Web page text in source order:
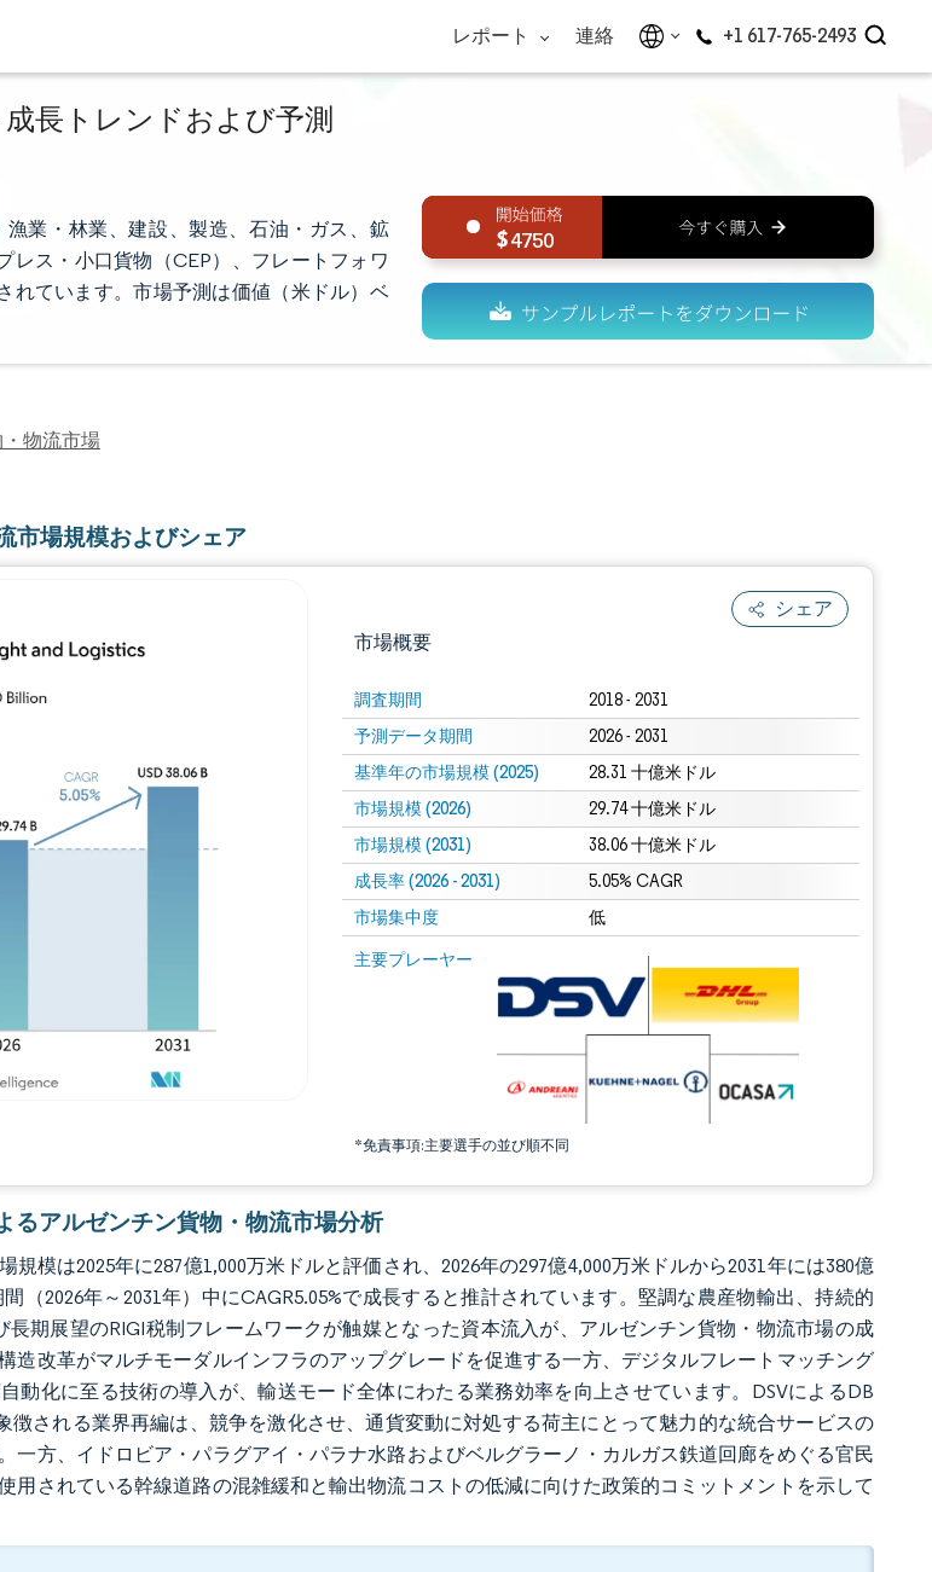
レポート 連絡 +1 617-765-2493
長トレンドおよび予測
業・林業、建設、製造、石油・ガス、鉱
レス・小口貨物（CEP）、フレートフォワ
れています。市場予測は価値（米ドル）ベ
4750
物流市場
市場規模およびシェア
シェア
市場概要
調査期間 2018 - 2031
予測データ期間 2026 - 2031
基準年の市場規模 (2025) 28.31 十億米ドル
市場規模 (2026) 29.74 十億米ドル
市場規模 (2031) 38.06 十億米ドル
成長率 (2026 - 2031) 5.05% CAGR
市場集中度 低
主要プレーヤー
*免責事項:主要選手の並び順不同
画像 © Mordor Intelligence。再利用にはCC BY 4.0の表示が必要です。
画像 © Mordor Intelligence。再利用にはCC BY 4.0の表示が必要です。
アルゼンチン貨物・物流市場分析
規模は2025年に287億1,000万米ドルと評価され、2026年の297億4,000万米ドルから2031年には380億
（2026年～2031年）中にCAGR5.05%で成長すると推計されています。堅調な農産物輸出、持続的
長期展望のRIGI税制フレームワークが触媒となった資本流入が、アルゼンチン貨物・物流市場の成
造改革がマルチモーダルインフラのアップグレードを促進する一方、デジタルフレートマッチング
動化に至る技術の導入が、輸送モード全体にわたる業務効率を向上させています。DSVによるDB
徴される業界再編は、競争を激化させ、通貨変動に対処する荷主にとって魅力的な統合サービスの
一方、イドロビア・パラグアイ・パラナ水路およびベルグラーノ・カルガス鉄道回廊をめぐる官民
用されている幹線道路の混雑緩和と輸出物流コストの低減に向けた政策的コミットメントを示して